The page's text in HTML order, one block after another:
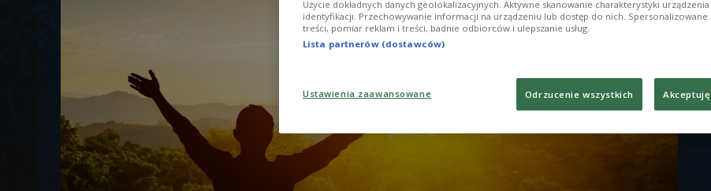
Użycie dokładnych danych geolokalizacyjnych. Aktywne skanowanie charakterystyki
identyfikacji. Przechowywanie informacji na urządzeniu lub dostęp do nich. Spersonalizowane
treści, pomiar reklam i treści, badnie odbiorców i ulepszanie usług.
Lista partnerów (dostawców)
Ustawienia zaawansowane Odrzucenie wszystkich